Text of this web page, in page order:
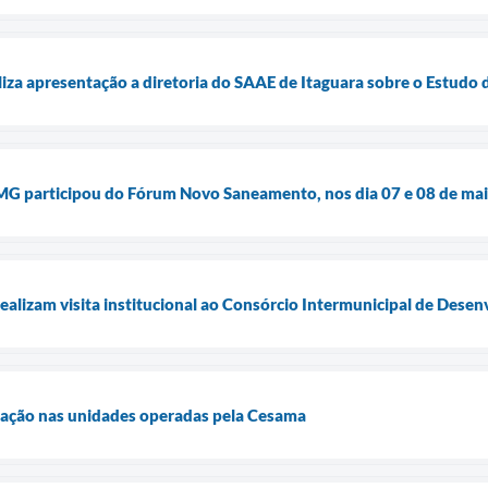
apresentação a diretoria do SAAE de Itaguara sobre o
participou do Fórum Novo Saneamento, nos dia 07 e 08 de
visita institucional ao Consórcio Intermunicipal de
nas unidades operadas pela Cesama